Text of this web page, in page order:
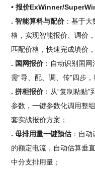
• 报价ExWinner/
. 智能算料与配价 ：基于
格，实现智能报价、调价
匹配价格，快速完成填价
. 国网报价 ：自动识别国
需“导、配、调、传”四步
. 拼柜报价 ：从“复制粘贴
参数，一键参数化调用整
套实战报价方案；
. 母排用量一键预估 ：自
的额定电流，自动估算垂
中分支排用量；